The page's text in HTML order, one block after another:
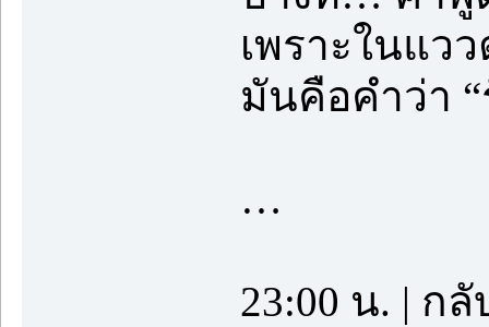
เพราะในแว
มันคือคำว่า
…
23:00 น. | กลั